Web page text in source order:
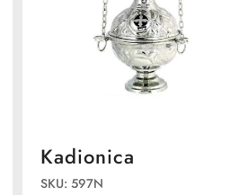
Kadionica
SKU: 597N